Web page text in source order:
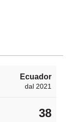
Ecuador
dal 2021
38